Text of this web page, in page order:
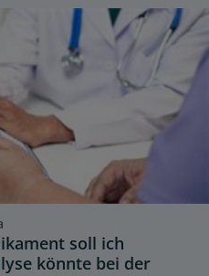
soll ich
könnte bei der